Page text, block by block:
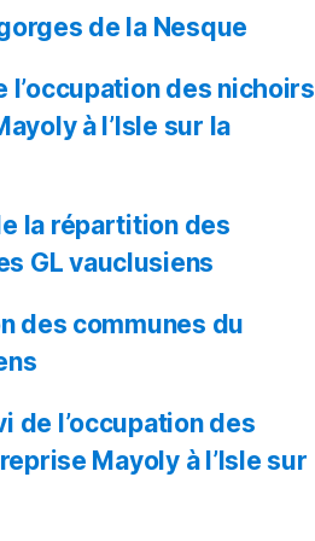
de la Nesque
l’occupation des nichoirs
à l’Isle sur la
la répartition des
GL vauclusiens
des communes du
de l’occupation des
Mayoly à l’Isle sur